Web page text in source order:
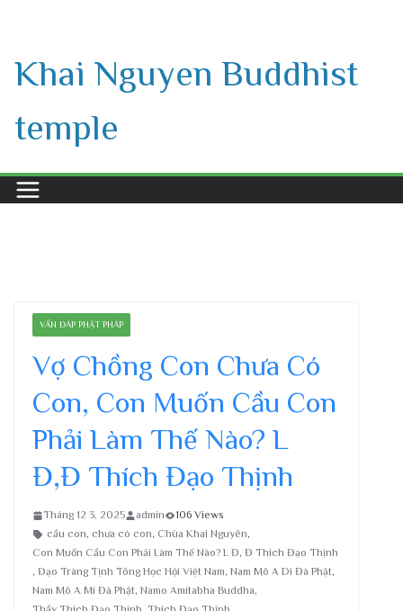
content
Khai Nguyen Buddhist
temple
VẤN ĐÁP PHẬT PHÁP
Vợ Chồng Con Chưa Có
Con, Con Muốn Cầu Con
Phải Làm Thế Nào? L
Đ,Đ Thích Đạo Thịnh
Tháng 12 3, 2025 admin
106 Views
cầu con, chưa có con, Chùa Khai Nguyên,
Con Muốn Cầu Con Phải Làm Thế Nào? L Đ, Đ Thích Đạo Thịnh
, Đạo Tràng Tịnh Tông Học Hội Việt Nam, Nam Mô A Di Đà Phật,
Nam Mô A Mi Đà Phật, Namo Amitabha Buddha,